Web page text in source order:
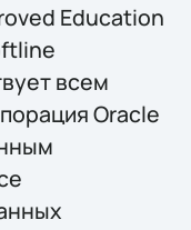
Education
всем
Oracle